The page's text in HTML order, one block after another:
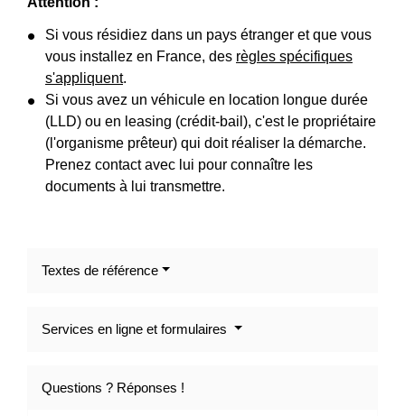
Si vous résidiez dans un pays étranger et que vous
vous installez en France, des règles spécifiques
s'appliquent.
Si vous avez un véhicule en location longue durée
(LLD) ou en leasing (crédit-bail), c'est le propriétaire
(l'organisme prêteur) qui doit réaliser la démarche.
Prenez contact avec lui pour connaître les
documents à lui transmettre.
Textes de référence
Services en ligne et formulaires
Questions ? Réponses !